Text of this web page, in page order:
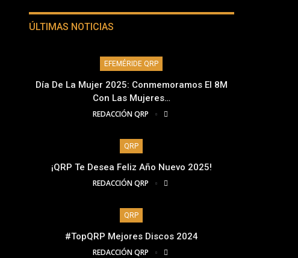
ÚLTIMAS NOTICIAS
EFEMÉRIDE QRP
Día De La Mujer 2025: Conmemoramos El 8M
Con Las Mujeres…
REDACCIÓN QRP
QRP
¡QRP Te Desea Feliz Año Nuevo 2025!
REDACCIÓN QRP
QRP
#TopQRP Mejores Discos 2024
REDACCIÓN QRP